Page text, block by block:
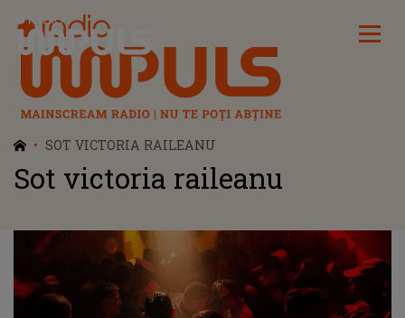
Radio Impuls
SOT VICTORIA RAILEANU
Sot victoria raileanu